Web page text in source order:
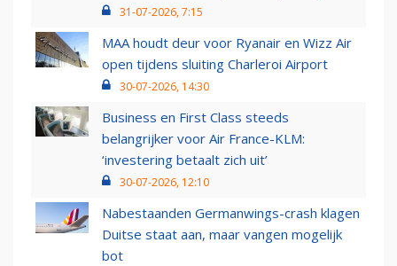
31-07-2026, 7:15
MAA houdt deur voor Ryanair en Wizz Air
open tijdens sluiting Charleroi Airport
30-07-2026, 14:30
Business en First Class steeds
belangrijker voor Air France-KLM:
‘investering betaalt zich uit’
30-07-2026, 12:10
Nabestaanden Germanwings-crash klagen
Duitse staat aan, maar vangen mogelijk
bot